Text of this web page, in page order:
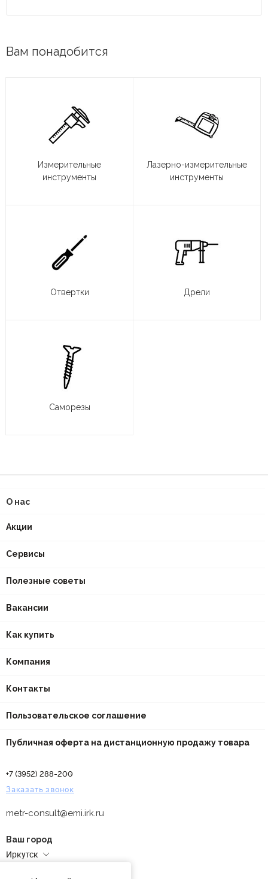
Вам понадобится
Измерительные
инструменты
Лазерно-измерительные
инструменты
Отвертки Дрели
Саморезы
О нас
Акции
Сервисы
Полезные советы
Вакансии
Как купить
Компания
Контакты
Пользовательское соглашение
Публичная оферта на дистанционную продажу товара
+7 (3952) 288-200
Заказать звонок
metr-consult@emi.irk.ru
Ваш город
Иркутск